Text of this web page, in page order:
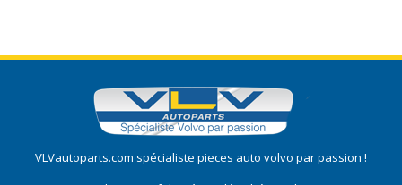
VLVautoparts.com spécialiste pieces auto volvo par passion !